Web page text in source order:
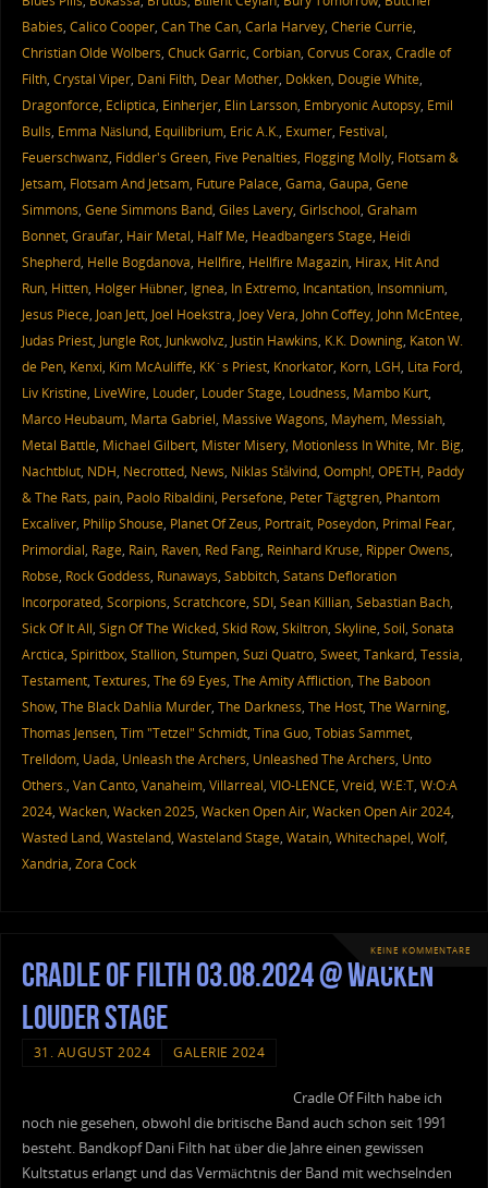
Babies, Calico Cooper, Can The Can, Carla Harvey, Cherie Currie,
Christian Olde Wolbers, Chuck Garric, Corbian, Corvus Corax, Cradle of
Filth, Crystal Viper, Dani Filth, Dear Mother, Dokken, Dougie White,
Dragonforce, Ecliptica, Einherjer, Elin Larsson, Embryonic Autopsy, Emil
Bulls, Emma Näslund, Equilibrium, Eric A.K., Exumer, Festival,
Feuerschwanz, Fiddler's Green, Five Penalties, Flogging Molly, Flotsam &
Jetsam, Flotsam And Jetsam, Future Palace, Gama, Gaupa, Gene
Simmons, Gene Simmons Band, Giles Lavery, Girlschool, Graham
Bonnet, Graufar, Hair Metal, Half Me, Headbangers Stage, Heidi
Shepherd, Helle Bogdanova, Hellfire, Hellfire Magazin, Hirax, Hit And
Run, Hitten, Holger Hübner, Ignea, In Extremo, Incantation, Insomnium,
Jesus Piece, Joan Jett, Joel Hoekstra, Joey Vera, John Coffey, John McEntee,
Judas Priest, Jungle Rot, Junkwolvz, Justin Hawkins, K.K. Downing, Katon W.
de Pen, Kenxi, Kim McAuliffe, KK´s Priest, Knorkator, Korn, LGH, Lita Ford,
Liv Kristine, LiveWire, Louder, Louder Stage, Loudness, Mambo Kurt,
Marco Heubaum, Marta Gabriel, Massive Wagons, Mayhem, Messiah,
Metal Battle, Michael Gilbert, Mister Misery, Motionless In White, Mr. Big,
Nachtblut, NDH, Necrotted, News, Niklas Stålvind, Oomph!, OPETH, Paddy
& The Rats, pain, Paolo Ribaldini, Persefone, Peter Tägtgren, Phantom
Excaliver, Philip Shouse, Planet Of Zeus, Portrait, Poseydon, Primal Fear,
Primordial, Rage, Rain, Raven, Red Fang, Reinhard Kruse, Ripper Owens,
Robse, Rock Goddess, Runaways, Sabbitch, Satans Defloration
Incorporated, Scorpions, Scratchcore, SDI, Sean Killian, Sebastian Bach,
Sick Of It All, Sign Of The Wicked, Skid Row, Skiltron, Skyline, Soil, Sonata
Arctica, Spiritbox, Stallion, Stumpen, Suzi Quatro, Sweet, Tankard, Tessia,
Testament, Textures, The 69 Eyes, The Amity Affliction, The Baboon
Show, The Black Dahlia Murder, The Darkness, The Host, The Warning,
Thomas Jensen, Tim "Tetzel" Schmidt, Tina Guo, Tobias Sammet,
Trelldom, Uada, Unleash the Archers, Unleashed The Archers, Unto
Others., Van Canto, Vanaheim, Villarreal, VIO-LENCE, Vreid, W:E:T, W:O:A
2024, Wacken, Wacken 2025, Wacken Open Air, Wacken Open Air 2024,
Wasted Land, Wasteland, Wasteland Stage, Watain, Whitechapel, Wolf,
Xandria, Zora Cock
KEINE KOMMENTARE
Cradle Of Filth 03.08.2024 @ Wacken
Louder Stage
31. AUGUST 2024 GALERIE 2024
Cradle Of Filth habe ich
noch nie gesehen, obwohl die britische Band auch schon seit 1991
besteht. Bandkopf Dani Filth hat über die Jahre einen gewissen
Kultstatus erlangt und das Vermächtnis der Band mit wechselnden